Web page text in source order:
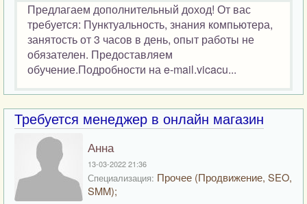
Предлагаем дополнительный доход! От вас
требуется: Пунктуальность, знания компьютера,
занятость от 3 часов в день, опыт работы не
обязателен. Предоставляем
обучение.Подробности на e-mail.vicacu...
Требуется менеджер в онлайн магазин
Анна
13-03-2022 21:36
Специализация: Прочее (Продвижение, SEO,
SMM);